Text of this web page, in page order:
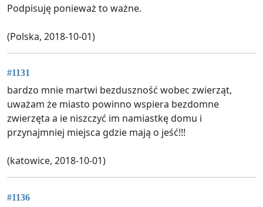
Podpisuję ponieważ to ważne.
(Polska, 2018-10-01)
#1131
bardzo mnie martwi bezduszność wobec zwierząt,
uważam że miasto powinno wspiera bezdomne
zwierzęta a ie niszczyć im namiastkę domu i
przynajmniej miejsca gdzie mają o jeść!!!
(katowice, 2018-10-01)
#1136